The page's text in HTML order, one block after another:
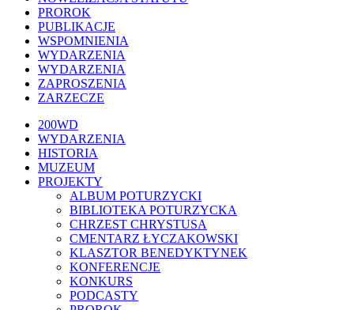
PROROK
PUBLIKACJE
WSPOMNIENIA
WYDARZENIA
WYDARZENIA
ZAPROSZENIA
ZARZECZE
Close
Menu
200WD
WYDARZENIA
HISTORIA
MUZEUM
PROJEKTY
ALBUM POTURZYCKI
BIBLIOTEKA POTURZYCKA
CHRZEST CHRYSTUSA
CMENTARZ ŁYCZAKOWSKI
KLASZTOR BENEDYKTYNEK
KONFERENCJE
KONKURS
PODCASTY